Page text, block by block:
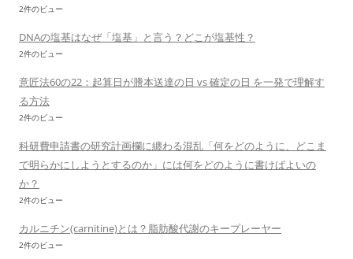
2件のビュー
DNAの塩基はなぜ「塩基」と言う？どこが塩基性？
2件のビュー
意匠法60の22：起算日が謄本送達の日 vs 確定の日 を一発で理解す
る方法
2件のビュー
科研費申請書の研究計画欄に纏わる混乱「何をどのように、どこま
で明らかにしようとするのか」には何をどのように書けばよいの
か？
2件のビュー
カルニチン(carnitine)とは？脂肪酸代謝のキープレーヤー
2件のビュー